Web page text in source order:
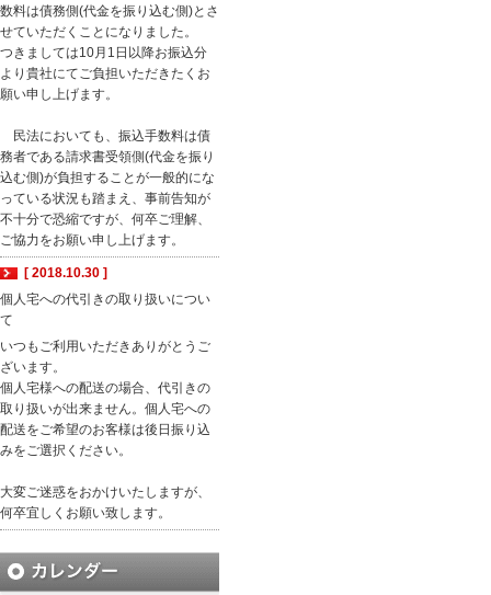
数料は債務側(代金を振り込む側)とさ
せていただくことになりました。
つきましては10月1日以降お振込分
より貴社にてご負担いただきたくお
願い申し上げます。
民法においても、振込手数料は債
務者である請求書受領側(代金を振り
込む側)が負担することが一般的にな
っている状況も踏まえ、事前告知が
不十分で恐縮ですが、何卒ご理解、
ご協力をお願い申し上げます。
[ 2018.10.30 ]
個人宅への代引きの取り扱いについ
て
いつもご利用いただきありがとうご
ざいます。
個人宅様への配送の場合、代引きの
取り扱いが出来ません。個人宅への
配送をご希望のお客様は後日振り込
みをご選択ください。
大変ご迷惑をおかけいたしますが、
何卒宜しくお願い致します。